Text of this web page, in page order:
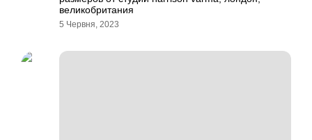
великобритания
5 Червня, 2023